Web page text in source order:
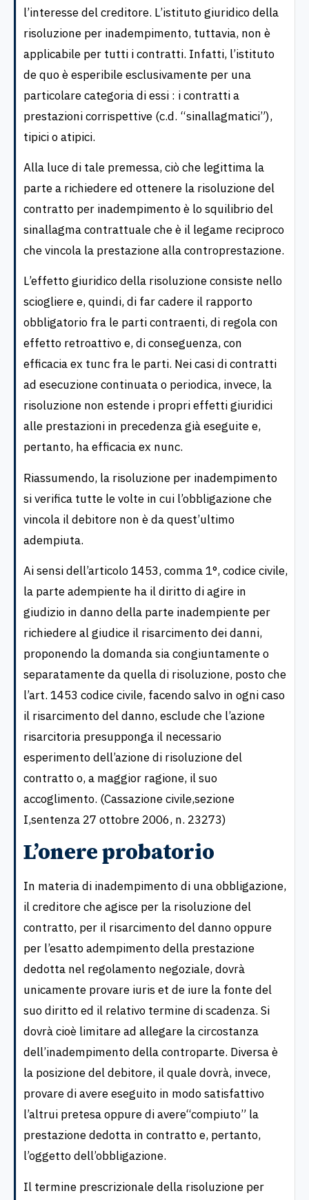
l’interesse del creditore. L’istituto giuridico della
risoluzione per inadempimento, tuttavia, non è
applicabile per tutti i contratti. Infatti, l’istituto
de quo è esperibile esclusivamente per una
particolare categoria di essi : i contratti a
prestazioni corrispettive (c.d. “sinallagmatici”),
tipici o atipici.
Alla luce di tale premessa, ciò che legittima la
parte a richiedere ed ottenere la risoluzione del
contratto per inadempimento è lo squilibrio del
sinallagma contrattuale che è il legame reciproco
che vincola la prestazione alla controprestazione.
L’effetto giuridico della risoluzione consiste nello
sciogliere e, quindi, di far cadere il rapporto
obbligatorio fra le parti contraenti, di regola con
effetto retroattivo e, di conseguenza, con
efficacia ex tunc fra le parti. Nei casi di contratti
ad esecuzione continuata o periodica, invece, la
risoluzione non estende i propri effetti giuridici
alle prestazioni in precedenza già eseguite e,
pertanto, ha efficacia ex nunc.
Riassumendo, la risoluzione per inadempimento
si verifica tutte le volte in cui l’obbligazione che
vincola il debitore non è da quest’ultimo
adempiuta.
Ai sensi dell’articolo 1453, comma 1°, codice civile,
la parte adempiente ha il diritto di agire in
giudizio in danno della parte inadempiente per
richiedere al giudice il risarcimento dei danni,
proponendo la domanda sia congiuntamente o
separatamente da quella di risoluzione, posto che
l’art. 1453 codice civile, facendo salvo in ogni caso
il risarcimento del danno, esclude che l’azione
risarcitoria presupponga il necessario
esperimento dell’azione di risoluzione del
contratto o, a maggior ragione, il suo
accoglimento. (Cassazione civile,sezione
I,sentenza 27 ottobre 2006, n. 23273)
L’onere probatorio
In materia di inadempimento di una obbligazione,
il creditore che agisce per la risoluzione del
contratto, per il risarcimento del danno oppure
per l’esatto adempimento della prestazione
dedotta nel regolamento negoziale, dovrà
unicamente provare iuris et de iure la fonte del
suo diritto ed il relativo termine di scadenza. Si
dovrà cioè limitare ad allegare la circostanza
dell’inadempimento della controparte. Diversa è
la posizione del debitore, il quale dovrà, invece,
provare di avere eseguito in modo satisfattivo
l’altrui pretesa oppure di avere“compiuto” la
prestazione dedotta in contratto e, pertanto,
l’oggetto dell’obbligazione.
Il termine prescrizionale della risoluzione per